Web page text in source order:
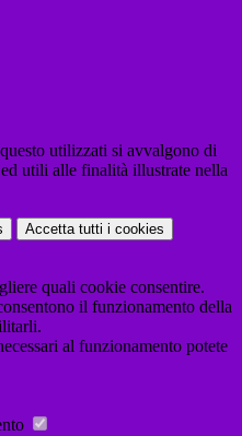
utilizzati si avvalgono di
utili alle finalità illustrate nella
Accetta tutti i cookies
quali cookie consentire.
il funzionamento della
al funzionamento potete